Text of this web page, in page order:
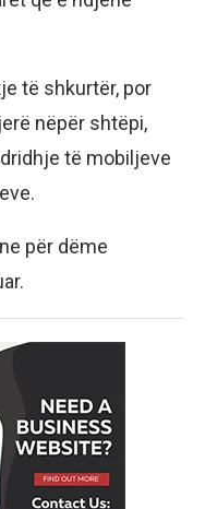
të shkurtër, por
nëpër shtëpi,
të mobiljeve
për dëme